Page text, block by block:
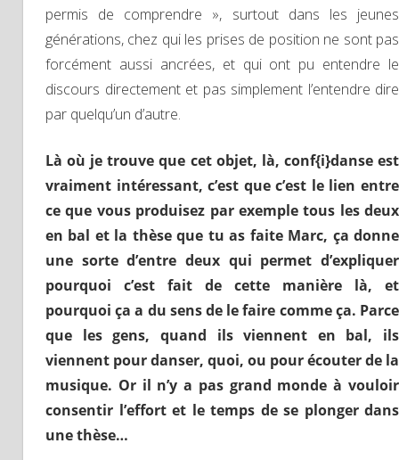
permis de comprendre », surtout dans les jeunes
générations, chez qui les prises de position ne sont pas
forcément aussi ancrées, et qui ont pu entendre le
discours directement et pas simplement l’entendre dire
par quelqu’un d’autre.
Là où je trouve que cet objet, là, conf{i}danse est
vraiment intéressant, c’est que c’est le lien entre
ce que vous produisez par exemple tous les deux
en bal et la thèse que tu as faite Marc, ça donne
une sorte d’entre deux qui permet d’expliquer
pourquoi c’est fait de cette manière là, et
pourquoi ça a du sens de le faire comme ça. Parce
que les gens, quand ils viennent en bal, ils
viennent pour danser, quoi, ou pour écouter de la
musique. Or il n’y a pas grand monde à vouloir
consentir l’effort et le temps de se plonger dans
une thèse…